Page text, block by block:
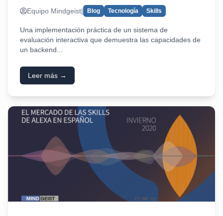
Equipo Mindgeist| Blog Tecnología Skills
Una implementación práctica de un sistema de
evaluación interactiva que demuestra las capacidades de
un backend...
Leer más →